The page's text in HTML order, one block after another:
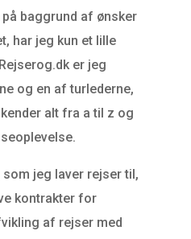
baggrund af ønsker
har jeg kun et lille
er jeg
og en af turlederne,
alt fra a til z og
jeg laver rejser til,
kontrakter for
af rejser med